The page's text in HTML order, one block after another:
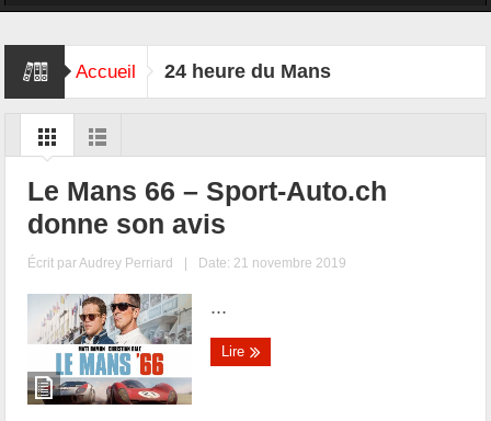
Accueil 24 heure du Mans
Le Mans 66 – Sport-Auto.ch
donne son avis
Écrit parAudrey Perriard | Date: 21 novembre 2019
...
Lire